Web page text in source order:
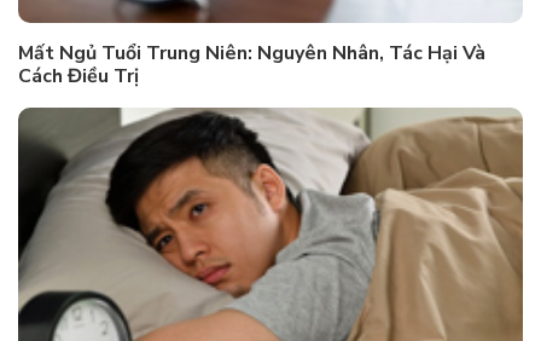
Mất Ngủ Tuổi Trung Niên: Nguyên Nhân, Tác Hại Và
Cách Điều Trị